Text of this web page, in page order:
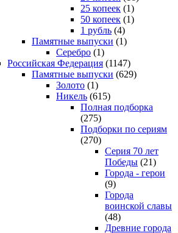
25 копеек (1)
50 копеек (1)
1 рубль (4)
Памятные выпуски (1)
Серебро (1)
Российская Федерация (1147)
Памятные выпуски (629)
Золото (1)
Никель (615)
Полная подборка
(275)
Подборки по сериям
(270)
Серия 70 лет
Победы (21)
Города - герои
(9)
Города
воинской славы
(48)
Древние города